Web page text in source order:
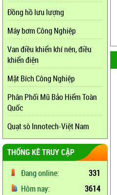
Đồng hồ lưu lượng
Máy bơm Công Nghiệp
Van điều khiển khí nén, điều
khiển điện
Mặt Bích Công Nghiệp
Phân Phối Mũ Bảo Hiểm Toàn
Quốc
Quạt sò Innotech-Việt Nam
THỐNG KÊ TRUY CẬP
Đang online:
331
Hôm nay:
3614